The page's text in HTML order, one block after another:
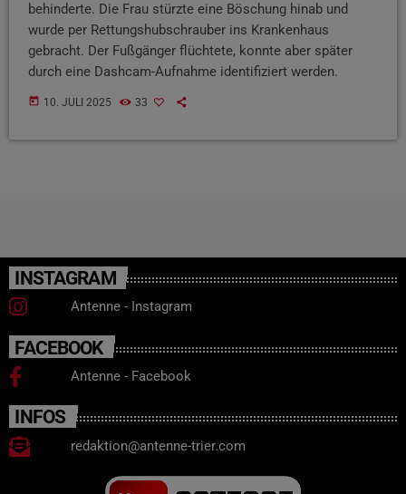
behinderte. Die Frau stürzte eine Böschung hinab und
wurde per Rettungshubschrauber ins Krankenhaus
gebracht. Der Fußgänger flüchtete, konnte aber später
durch eine Dashcam-Aufnahme identifiziert werden.
today 10. JULI 2025 33
INSTAGRAM
Antenne - Instagram
FACEBOOK
Antenne - Facebook
INFOS
redaktion@antenne-trier.com